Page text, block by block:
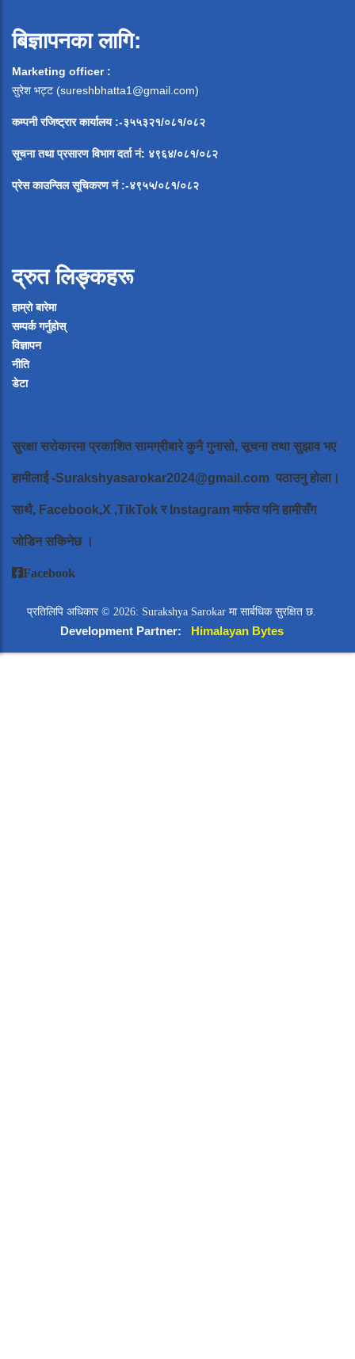
बिज्ञापनका लागि:
Marketing officer :
सुरेश भट्ट (sureshbhatta1@gmail.com)
कम्पनी रजिष्ट्रार कार्यालय :-३५५३२१/०८१/०८२
सूचना तथा प्रसारण विभाग दर्ता नं: ४९६४/०८१/०८२
प्रेस काउन्सिल सूचिकरण नं:-४९५५/०८१/०८२
द्रुत लिङ्कहरू
हाम्रो बारेमा
सम्पर्क गर्नुहोस्
विज्ञापन
नीति
डेटा
सुरक्षा सरोकारमा प्रकाशित सामग्रीबारे कुनै गुनासो, सूचना तथा सुझाव भए
हामीलाई-Surakshyasarokar2024@gmail.com पठाउनु होला।
साथै, Facebook,X ,TikTok र Instagram मार्फत पनि हामीसँग
जोडिन सकिनेछ ।
Facebook
प्रतिलिपि अधिकार © 2026: Surakshya Sarokar मा सार्बधिक सुरक्षित छ.
Development Partner: Himalayan Bytes